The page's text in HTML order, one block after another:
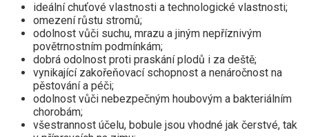
ideální chuťové vlastnosti a technologické vlastnosti;
omezení růstu stromů;
odolnost vůči suchu, mrazu a jiným nepříznivým
povětrnostním podmínkám;
dobrá odolnost proti praskání plodů i za deště;
vynikající zakořeňovací schopnost a nenáročnost na
pěstování a péči;
odolnost vůči nebezpečným houbovým a bakteriálním
chorobám;
všestrannost účelu, bobule jsou vhodné jak čerstvé, tak